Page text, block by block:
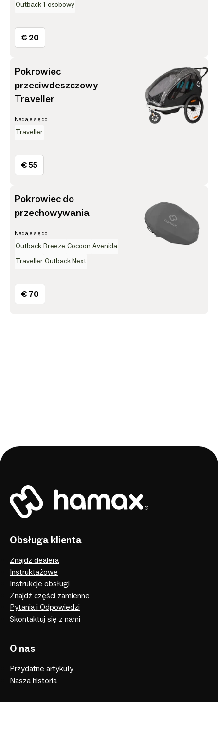
Outback 1-osobowy
€ 20
Pokrowiec
przeciwdeszczowy
Traveller
Nadaje się do:
Traveller
€ 55
Pokrowiec do
przechowywania
Nadaje się do:
Outback Breeze Cocoon Avenida
Traveller Outback Next
€ 70
Obsługa klienta
Znajdź dealera
Instruktażowe
Instrukcje obsługi
Znajdź części zamienne
Pytania i Odpowiedzi
Skontaktuj się z nami
O nas
Przydatne artykuły
Nasza historia